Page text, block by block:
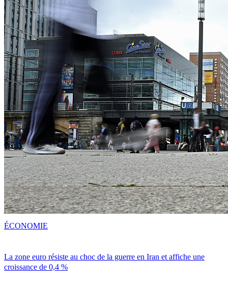
La zone euro résiste au choc de la guerre en Iran et affiche une
croissance de 0,4 %
ÉCONOMIE